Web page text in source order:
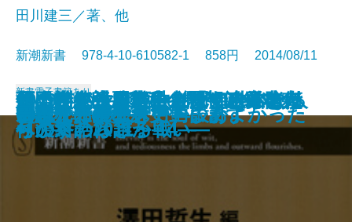
西田幾多郎―無私の思想と日本人
―
営業部はバカなのか
会話のきっかけ
見えない世界戦争―「サイバー
戦」最新報告―
すごいインド―なぜグローバル人
材が輩出するのか―
なぜ時代劇は滅びるのか
死ぬな―生きていれば何とかなる
―
心の病が職場を潰す
日本の風俗嬢
はじめて読む聖書
田川建三／著、他
新潮新書 978-4-10-610582-1 858円 2014/08/11
新書電子書籍あり
原発とどう向き合うか―科学者た
ちの対話2011～'14―
60歳からの生き方再設計
余計な一言
知の訓練―日本にとって政治とは
何か―
凶悪犯罪者こそ更生します
領土喪失の悪夢―尖閣・沖縄を売
り渡すのは誰か―
1949年の大東亜共栄圏―自主防衛
への終わらざる戦い―
ルポ 介護独身
「自分」の壁
日本人に生まれて、まあよかった